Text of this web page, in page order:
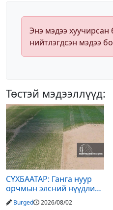
Энэ мэдээ
нийтлэгдсэн мэдээ
Төстэй мэдээллүүд:
СҮХБААТАР: Ганга нуур
орчмын элсний нүүдлийг
зогсоох туршилтын ажил
үр дүнгээ өгч эхэлжээ
Burged 2026/08/02